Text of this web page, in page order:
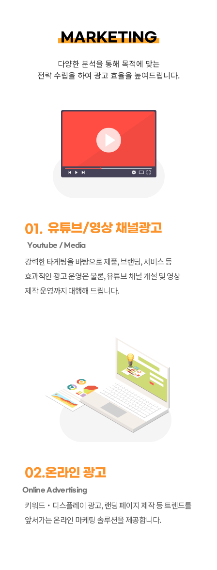
MARKETING
다양한 분석을 통해 목적에 맞는
전략 수립을 하여 광고 효율을 높여드립니다.
01. 유튜브/영상 채널광고
Youtube / Media
강력한 타게팅을 바탕으로 제품, 브랜딩, 서비스 등
효과적인 광고 운영은 물론, 유튜브 채널 개설 및 영상
제작 운영까지 대행해 드립니다.
02.온라인 광고
Online Advertising
키워드・디스플레이 광고, 랜딩 페이지 제작 등트렌드를
앞서가는 온라인 마케팅 솔루션을 제공합니다.